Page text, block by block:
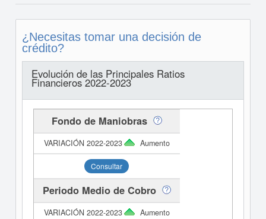
¿Necesitas tomar una decisión de
crédito?
Evolución de las Principales Ratios
Financieros 2022-2023
Fondo de Maniobras
Aumento
Consultar
Periodo Medio de Cobro
Aumento